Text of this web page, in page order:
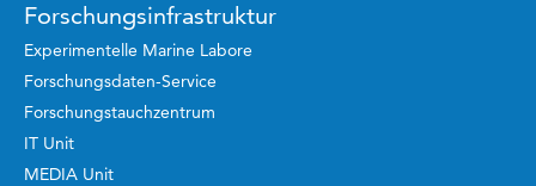
Forschungsinfrastruktur
Experimentelle Marine Labore
Forschungsdaten-Service
Forschungstauchzentrum
IT Unit
MEDIA Unit